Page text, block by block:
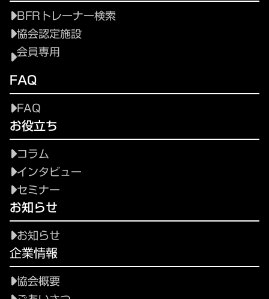
BFRトレーナー検索
協会認定施設
会員専用
FAQ
FAQ
お役立ち
コラム
インタビュー
セミナー
お知らせ
お知らせ
企業情報
協会概要